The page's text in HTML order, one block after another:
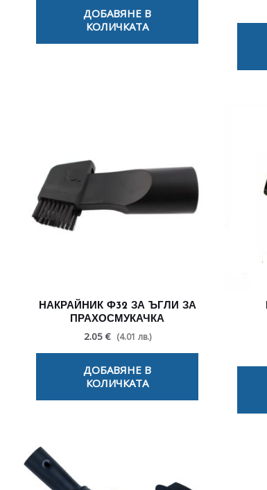
ДОБАВЯНЕ В
КОЛИЧКАТА
НАКРАЙНИК Ф32 ЗА ЪГЛИ ЗА
ПРАХОСМУКАЧКА
2.05 € (4.01 лв.)
ДОБАВЯНЕ В
КОЛИЧКАТА